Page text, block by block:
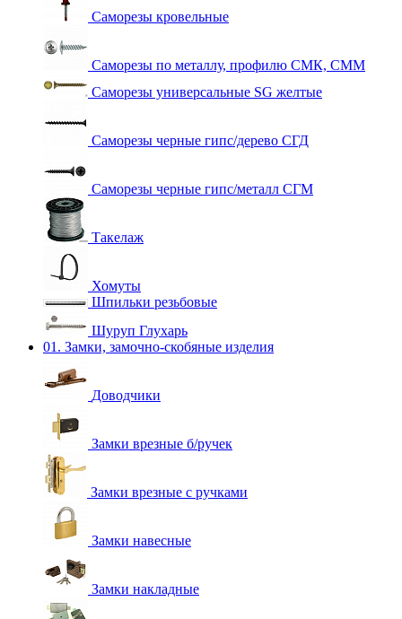
Саморезы кровельные
Саморезы по металлу, профилю СМК, СММ
Саморезы универсальные SG желтые
Саморезы черные гипс/дерево СГД
Саморезы черные гипс/металл СГМ
Такелаж
Хомуты
Шпильки резьбовые
Шуруп Глухарь
01. Замки, замочно-скобяные изделия
Доводчики
Замки врезные б/ручек
Замки врезные с ручками
Замки навесные
Замки накладные